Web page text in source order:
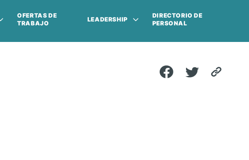
OFERTAS DE
TRABAJO
LEADERSHIP
DIRECTORIO DE
PERSONAL